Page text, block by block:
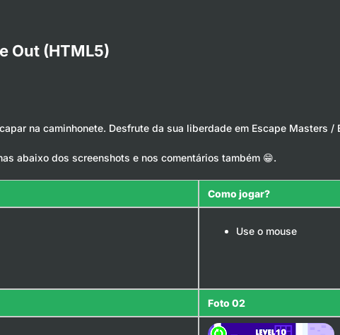
Out (HTML5)
na caminhonete. Desfrute da sua liberdade em Escape Masters
abaixo dos screenshots e nos comentários também 😁.
Como jogar?
Use o mouse
Foto 02